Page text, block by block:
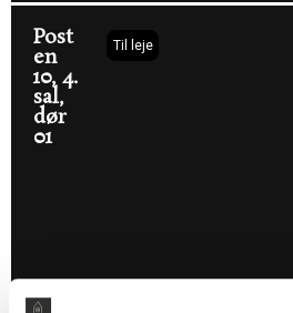
Post
en
10, 4.
sal,
dør
01
Til leje